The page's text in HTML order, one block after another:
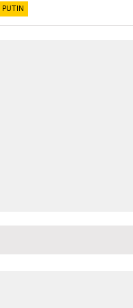
PUTIN